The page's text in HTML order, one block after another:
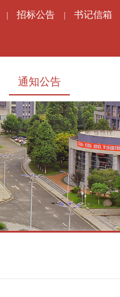
招标公告 书记信箱
通知公告